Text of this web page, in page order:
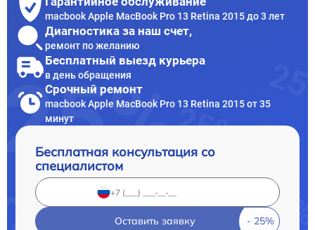
macbook Apple MacBook Pro 13 Retina 2015 до 3 лет
Диагностика за наш счет,
ремонт по желанию
Бесплатный выезд курьера
в день обращения
Срочный ремонт
macbook Apple MacBook Pro 13 Retina 2015 от 35
минут
Бесплатная консультация со
специалистом
Оставить заявку